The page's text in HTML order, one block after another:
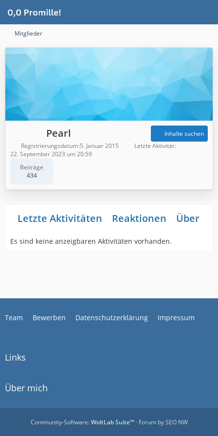
Mitglieder
Pearl
Beiträge
434
Inhalte suchen
Registrierungsdatum 5. Januar 2015
Letzte Aktivität
22. September 2023 um 20:59
Letzte Aktivitäten Reaktionen Über
Es sind keine anzeigbaren Aktivitäten vorhanden.
Team Bewerben Datenschutzerklärung Impressum
Links
Über mich
Community-Software:WoltLab Suite™· Forum bySEO NW